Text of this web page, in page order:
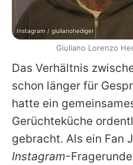
Das Verhältnis
schon länger für
hatte ein
Gerüchteküche
gebracht. Als ein Fan
Instagram-
Instagram / giulianohediger
Giuliano Lorenzo